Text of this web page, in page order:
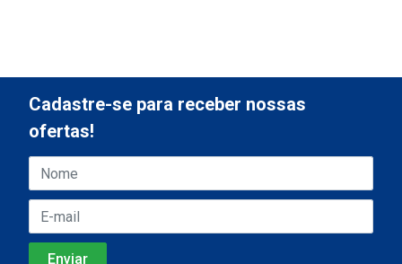
Cadastre-se para receber nossas
ofertas!